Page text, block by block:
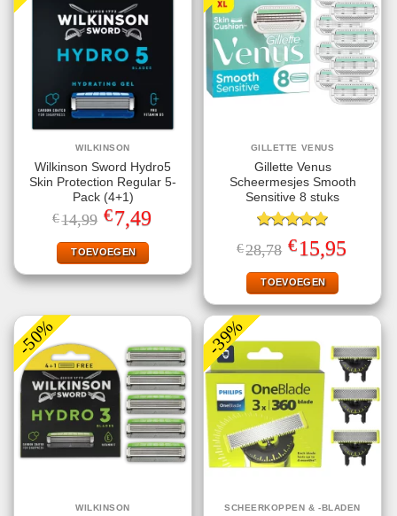
WILKINSON
Wilkinson Sword Hydro5
Skin Protection Regular 5-
Pack (4+1)
€14,99 Oorspronkelijke
prijs
was:
€14,99.
€7,49Huidige
prijs
TOEVOEGEN
GILLETTE VENUS
Gillette Venus
Scheermesjes Smooth
Sensitive 8 stuks
Gewaardeerd
5.00uit 5
€28,78 Oorspronkelijke
prijs
was:
€28,78.
€15,95prijs
TOEVOEGEN
-50%
WILKINSON
-39%
SCHEERKOPPEN & -BLADEN